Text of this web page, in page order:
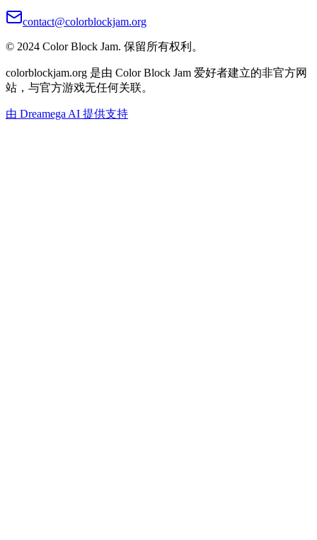
contact@colorblockjam.org
© 2024 Color Block Jam. 保留所有权利。
colorblockjam.org 是由 Color Block Jam 爱好者建立的非官方网
站，与官方游戏无任何关联。
由 Dreamega AI 提供支持